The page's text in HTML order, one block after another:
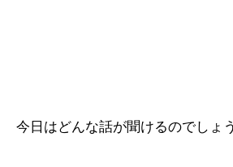
今日はどんな話が聞けるのでしょ